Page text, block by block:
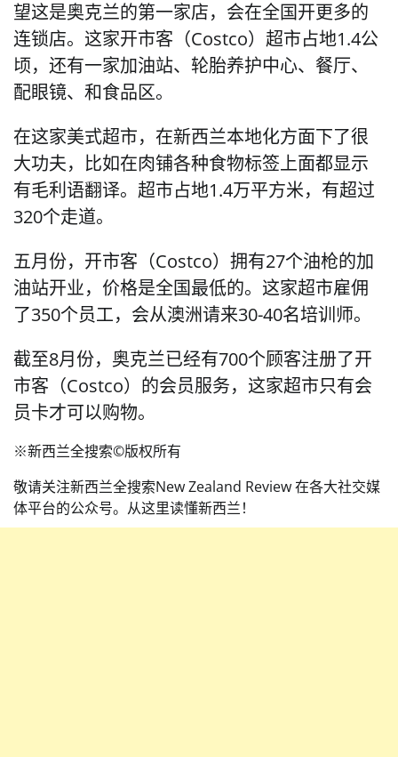
望这是奥克兰的第一家店，会在全国开更多的
连锁店。这家开市客（Costco）超市占地1.4公
顷，还有一家加油站、轮胎养护中心、餐厅、
配眼镜、和食品区。
在这家美式超市，在新西兰本地化方面下了很
大功夫，比如在肉铺各种食物标签上面都显示
有毛利语翻译。超市占地1.4万平方米，有超过
320个走道。
五月份，开市客（Costco）拥有27个油枪的加
油站开业，价格是全国最低的。这家超市雇佣
了350个员工，会从澳洲请来30-40名培训师。
截至8月份，奥克兰已经有700个顾客注册了开
市客（Costco）的会员服务，这家超市只有会
员卡才可以购物。
※新西兰全搜索©️版权所有
敬请关注新西兰全搜索New Zealand Review 在各大社交媒
体平台的公众号。从这里读懂新西兰！️